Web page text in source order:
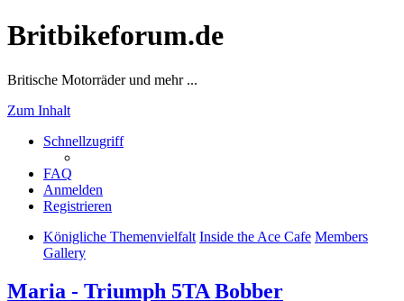
Britbikeforum.de
Britische Motorräder und mehr ...
Zum Inhalt
Schnellzugriff
FAQ
Anmelden
Registrieren
Königliche Themenvielfalt Inside the Ace Cafe Members
Gallery
Maria - Triumph 5TA Bobber